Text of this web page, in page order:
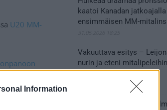
Information
U20 MM-
vielä
kaatoi Kanadan
ensimmäisen MM-
Vakuuttava esitys –
nurin ja eteni
tauon jälkeen
Suomi – Tshekki näkyy